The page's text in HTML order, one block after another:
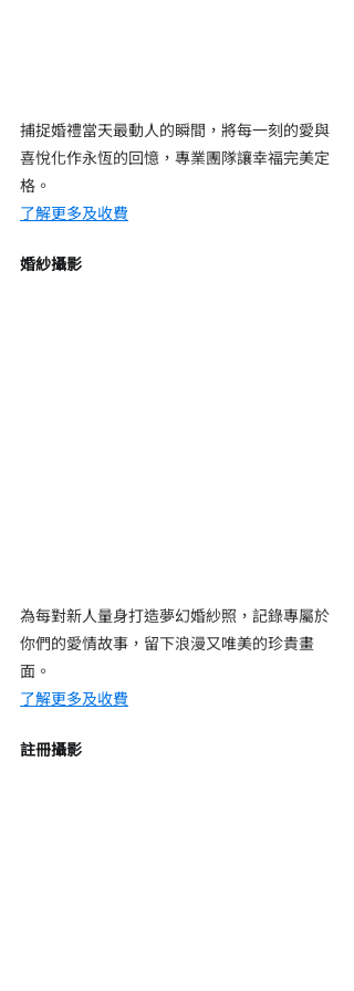
捕捉婚禮當天最動人的瞬間，將每一刻的愛與
喜悅化作永恆的回憶，專業團隊讓幸福完美定
格。
了解更多及收費
婚紗攝影
為每對新人量身打造夢幻婚紗照，記錄專屬於
你們的愛情故事，留下浪漫又唯美的珍貴畫
面。
了解更多及收費
註冊攝影